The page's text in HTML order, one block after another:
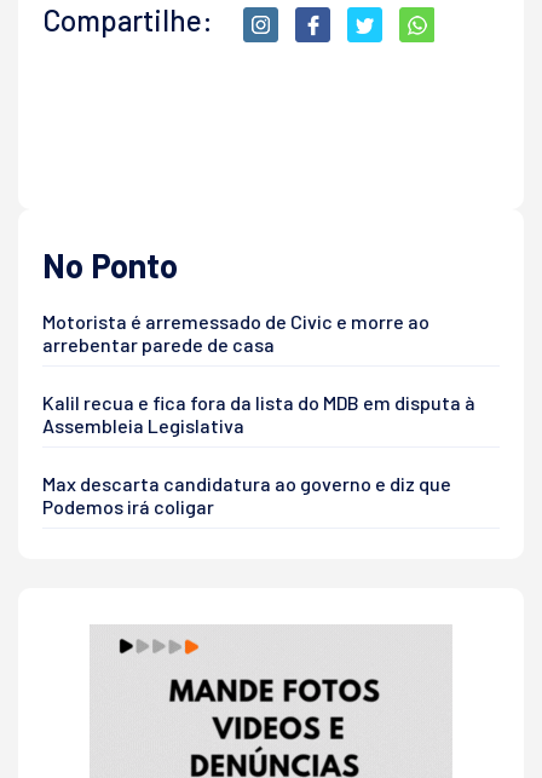
Compartilhe:
No Ponto
Motorista é arremessado de Civic e morre ao
arrebentar parede de casa
Kalil recua e fica fora da lista do MDB em disputa à
Assembleia Legislativa
Max descarta candidatura ao governo e diz que
Podemos irá coligar